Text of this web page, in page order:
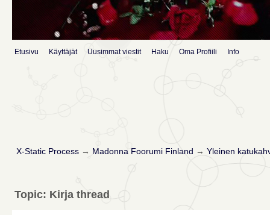
Etusivu Käyttäjät Uusimmat viestit Haku Oma Profiili Info
X-Static Process→ Madonna Foorumi Finland → Yleinen
Topic: Kirja thread